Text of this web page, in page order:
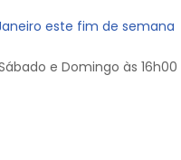
este fim de semana
e Domingo às 16h00